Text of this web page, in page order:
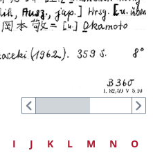
I J K L M N O